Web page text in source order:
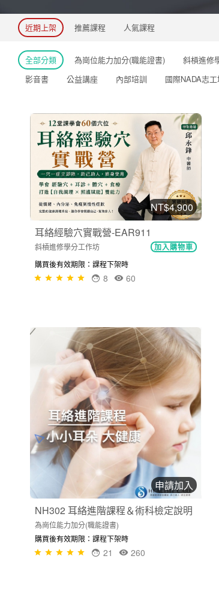
近期上架 推薦課程 人氣課程
全部分類 為崗位能力加分(職能證書) 斜槓進修
影音書
公益講座 內部培訓 國際NADA志
NT$4,900
耳絡經驗穴實戰營-EAR911
斜槓進修學分工作坊 加入購物車
購買後有效期限：課程下架時
60
8
申請加入
NH302 耳絡進階課程＆術科檢定說明
為崗位能力加分(職能證書)
購買後有效期限：課程下架時
260
21